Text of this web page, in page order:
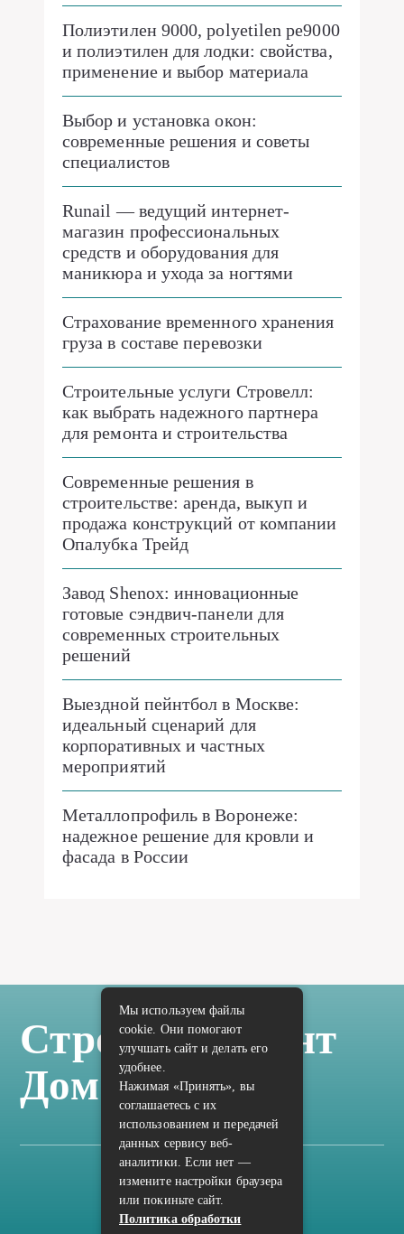
Полиэтилен 9000, polyetilen pe9000
и полиэтилен для лодки: свойства,
применение и выбор материала
Выбор и установка окон:
современные решения и советы
специалистов
Runail — ведущий интернет-
магазин профессиональных
средств и оборудования для
маникюра и ухода за ногтями
Страхование временного хранения
груза в составе перевозки
Строительные услуги Стровелл:
как выбрать надежного партнера
для ремонта и строительства
Современные решения в
строительстве: аренда, выкуп и
продажа конструкций от компании
Опалубка Трейд
Завод Shenox: инновационные
готовые сэндвич-панели для
современных строительных
решений
Выездной пейнтбол в Москве:
идеальный сценарий для
корпоративных и частных
мероприятий
Металлопрофиль в Воронеже:
надежное решение для кровли и
фасада в России
Стройка Ремонт
Дом Отделка
Карта сайта
Политика конфиденциальности
Мы используем файлы
cookie. Они помогают
улучшать сайт и делать его
удобнее.
Нажимая «Принять», вы
соглашаетесь с их
использованием и передачей
данных сервису веб-
аналитики. Если нет —
измените настройки браузера
или покиньте сайт.
Политика обработки